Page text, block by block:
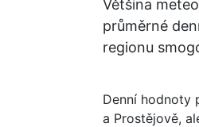
Většina
průměrné
regionu
Denní hodnoty
a Prostějově,